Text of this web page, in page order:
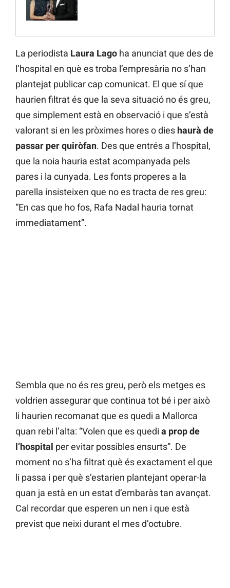
La periodista Laura Lago ha anunciat que des de
l’hospital en què es troba l’empresària no s’han
plantejat publicar cap comunicat. El que sí que
haurien filtrat és que la seva situació no és greu,
que simplement està en observació i que s’està
valorant si en les pròximes hores o dies haurà de
passar per quiròfan. Des que entrés a l’hospital,
que la noia hauria estat acompanyada pels
pares i la cunyada. Les fonts properes a la
parella insisteixen que no es tracta de res greu:
“En cas que ho fos, Rafa Nadal hauria tornat
immediatament”.
Sembla que no és res greu, però els metges es
voldrien assegurar que continua tot bé i per això
li haurien recomanat que es quedi a Mallorca
quan rebi l’alta: “Volen que es quedi a prop de
l’hospital per evitar possibles ensurts”. De
moment no s’ha filtrat què és exactament el que
li passa i per què s’estarien plantejant operar-la
quan ja està en un estat d’embaràs tan avançat.
Cal recordar que esperen un nen i que està
previst que neixi durant el mes d’octubre.